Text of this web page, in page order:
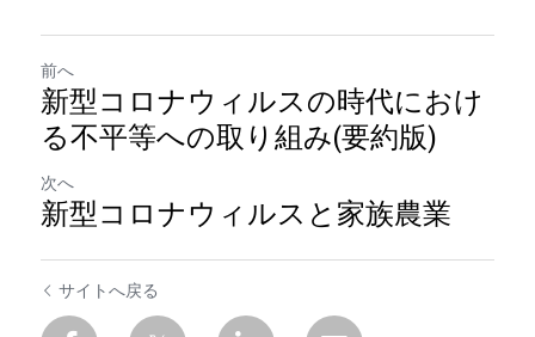
前へ
新型コロナウィルスの時代におけ
る不平等への取り組み(要約版)
次へ
新型コロナウィルスと家族農業
サイトへ戻る